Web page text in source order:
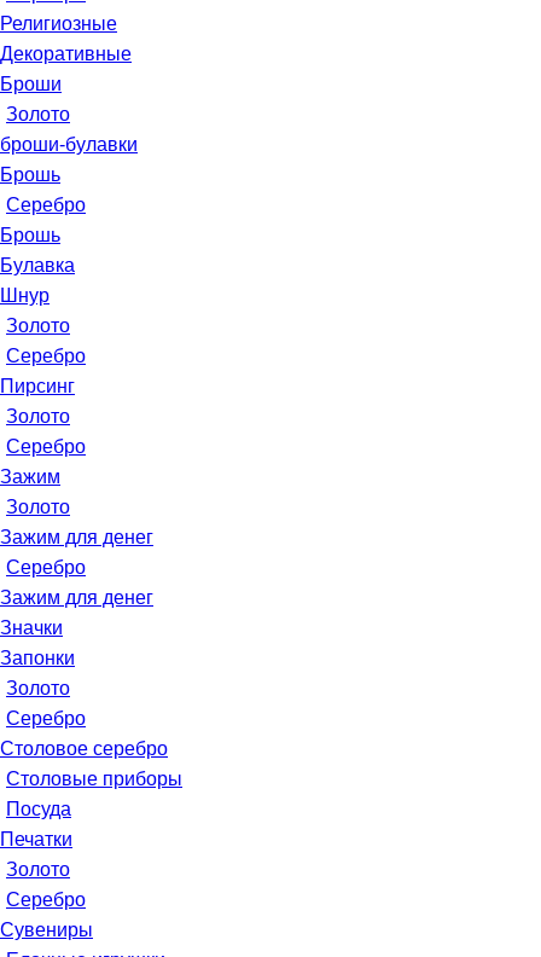
Религиозные
Декоративные
Броши
Золото
броши-булавки
Брошь
Серебро
Брошь
Булавка
Шнур
Золото
Серебро
Пирсинг
Золото
Серебро
Зажим
Золото
Зажим для денег
Серебро
Зажим для денег
Значки
Запонки
Золото
Серебро
Столовое серебро
Столовые приборы
Посуда
Печатки
Золото
Серебро
Сувениры